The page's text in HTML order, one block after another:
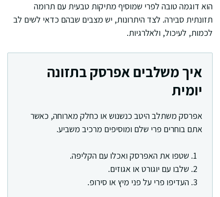
הוא דוגמה טובה לפרי שמוסיף מתיקות טבעית עם תרומה
תזונתית סבירה. לצד היתרונות, יש מצבים שבהם כדאי לשים לב
לכמות, לעיכול, ולאלרגיות.
איך משלבים אפרסק בתזונה
יומית
אפרסק משתלב היטב כנשנוש או כחלק מארוחה, כאשר
אתם בוחרים פרי שלם ומוסיפים מרכיב משביע.
שטפו את האפרסק ואכלו עם הקליפה.
שלבו עם יוגורט או אגוזים.
העדיפו פרי על פני מיץ או סירופ.